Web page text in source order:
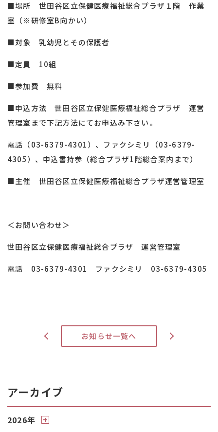
■場所 世田谷区立保健医療福祉総合プラザ１階 作業
室（※研修室B向かい）
■対象 乳幼児とその保護者
■定員 10組
■参加費 無料
■申込方法 世田谷区立保健医療福祉総合プラザ 運営
管理室まで下記方法にてお申込み下さい。
電話（03-6379-4301）、ファクシミリ（03-6379-
4305）、申込書持参（総合プラザ1階総合案内まで）
■主催 世田谷区立保健医療福祉総合プラザ運営管理室
＜お問い合わせ＞
世田谷区立保健医療福祉総合プラザ 運営管理室
電話 03-6379-4301 ファクシミリ 03-6379-4305
< お知らせ一覧へ >
アーカイブ
2026年